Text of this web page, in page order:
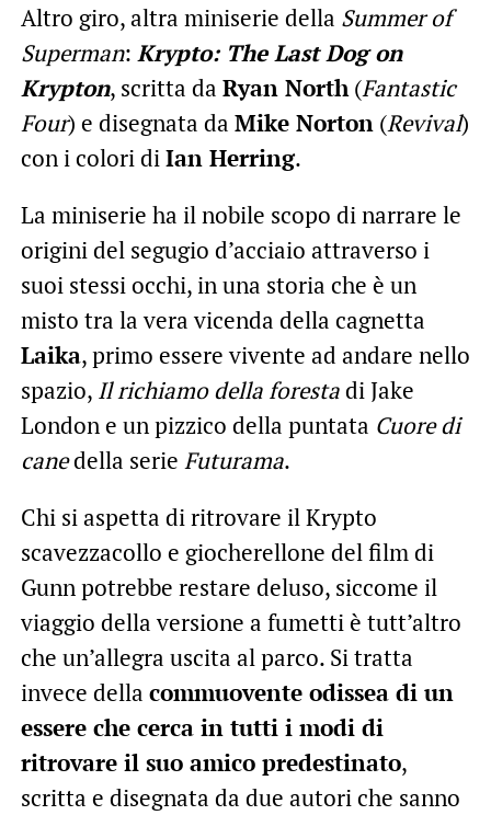
Altro giro, altra miniserie della Summer of
Superman: Krypto: The Last Dog on
Krypton, scritta da Ryan North(Fantastic
Four) e disegnata da Mike Norton(Revival)
con i colori diIan Herring.
La miniserie ha il nobile scopo di narrare le
origini del segugio d’acciaio attraverso i
suoi stessi occhi, in una storia che è un
misto tra la vera vicenda della cagnetta
Laika, primo essere vivente ad andare nello
spazio, Il richiamo della forestadi Jake
London e un pizzico della puntata Cuore di
canedella serie Futurama.
Chi si aspetta di ritrovare il Krypto
scavezzacollo e giocherellone del film di
Gunn potrebbe restare deluso, siccome il
viaggio della versione a fumetti è tutt’altro
che un’allegra uscita al parco. Si tratta
invece della commuovente odissea di un
essere che cerca in tutti i modi di
ritrovare il suo amico predestinato,
scritta e disegnata da due autori che sanno